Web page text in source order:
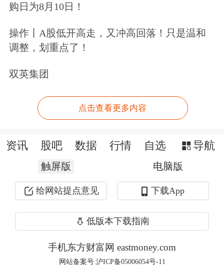
行业未来的发展趋势相契合。随着汽车
求日益提高，轮胎产品消费趋势逐渐向
高品质、高性能、绿色及环保轮胎迁
移，消费者对轮胎的节能、舒适、静音
和安全提出更高要求，“子午化”成为世
界轮胎的主要发展方向之一。
“从高端轿车胎到 工程机械胎，从
源车适配产品到绿色节能型轮胎，中策
橡胶正逐步构建起一个‘既覆盖市场，
又引领需求’的产品谱系。这种产品矩
购日为8月10日！
操作丨A股低开高走，又冲高回落！只是温和
调整，划重点了！
双英集团
点击查看更多内容
资讯 股吧 数据 行情 自选 导航
触屏版 电脑版
给网站提点意见 下载App
低版本下载指南
手机东方财富网 eastmoney.com
网站备案号:沪ICP备05006054号-11